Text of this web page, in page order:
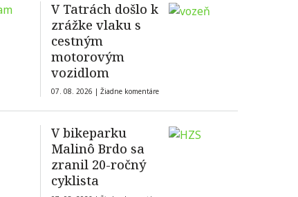
V Tatrách došlo k
zrážke vlaku s
cestným
motorovým
vozidlom
07. 08. 2026 | Žiadne komentáre
V bikeparku
Malinô Brdo sa
zranil 20-ročný
cyklista